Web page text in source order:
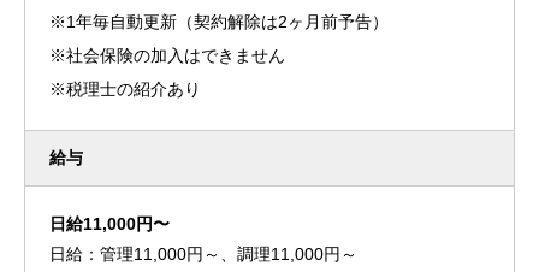
※1年毎自動更新（契約解除は2ヶ月前予告）
※社会保険の加入はできません
※税理士の紹介あり
給与
日給11,000円〜
日給：管理11,000円～、調理11,000円～